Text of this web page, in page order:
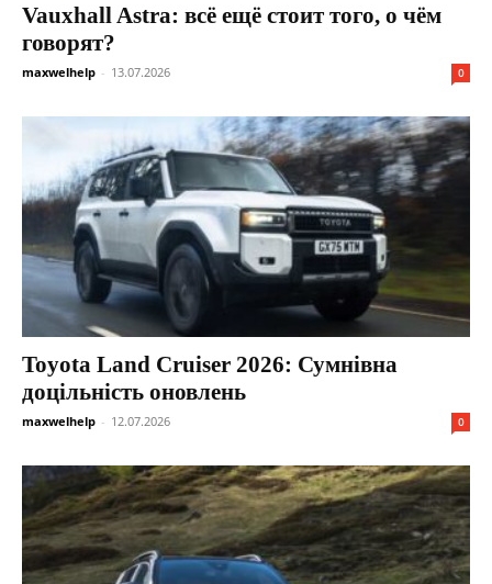
Vauxhall Astra: всё ещё стоит того, о чём
говорят?
maxwelhelp - 13.07.2026 0
Toyota Land Cruiser 2026: Сумнівна
доцільність оновлень
maxwelhelp - 12.07.2026 0